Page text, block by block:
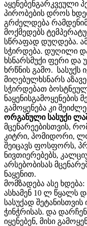
აყენებენგარკვეული
პირობების დროს
გრძელდება
მოქმედებს
სწრაფად დუღდება.
სჭირდება. დუღილი
ხსნარსმუქი ფერი და
ხრწნის გამო. სასუქს
მიღებულხსნარს
სჭირდებათ
ნაყენისგამოყენების
გამოყენება კი
ორგანული სასუქი
მცენარეებისთვის,
კიტრი, პომიდორი,
შეიცავს ფოსფორს,
ნივთიერებებს,
არსებობისას
ნაყენით.
მომზადება ასე
ასხამენ 10 ლ წყალს
სასუქად
ჭინჭრისას. და
იყენებენ, მისი